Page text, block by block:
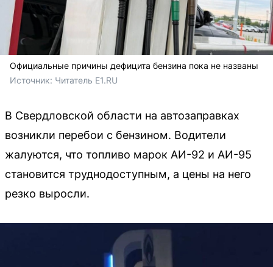
Официальные причины дефицита бензина пока не названы
Источник: Читатель E1.RU
В Свердловской области на автозаправках
возникли перебои с бензином. Водители
жалуются, что топливо марок АИ-92 и АИ-95
становится труднодоступным, а цены на него
резко выросли.